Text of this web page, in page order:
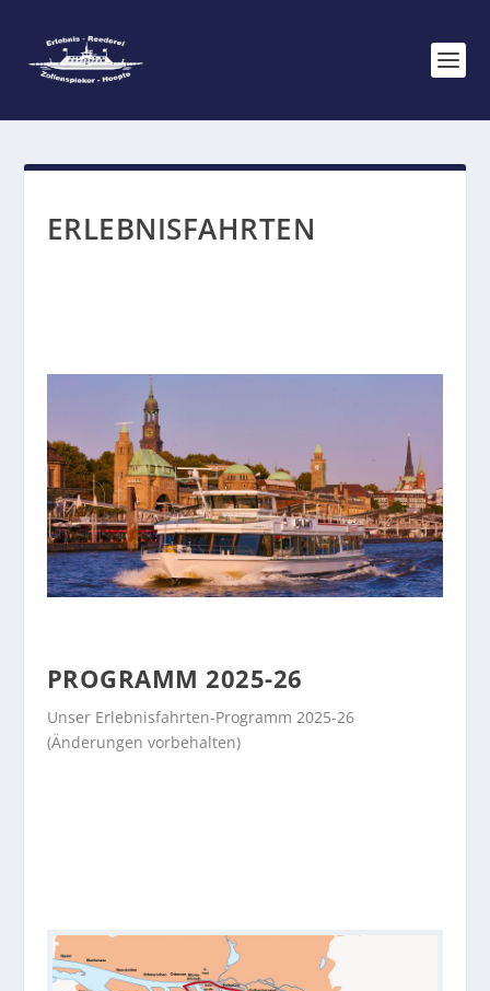
ERLEBNISFAHRTEN
PROGRAMM 2025-26
Unser Erlebnisfahrten-Programm 2025-26
(Änderungen vorbehalten)